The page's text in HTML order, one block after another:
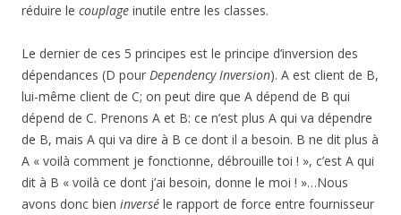
réduire le couplage inutile entre les classes.
Le dernier de ces 5 principes est le principe d’inversion des
dépendances (D pour Dependency Inversion). A est client de B,
lui-même client de C; on peut dire que A dépend de B qui
dépend de C. Prenons A et B: ce n’est plus A qui va dépendre
de B, mais A qui va dire à B ce dont il a besoin. B ne dit plus à
A « voilà comment je fonctionne, débrouille toi ! », c’est A qui
dit à B « voilà ce dont j’ai besoin, donne le moi ! »…Nous
avons donc bien inversé le rapport de force entre fournisseur